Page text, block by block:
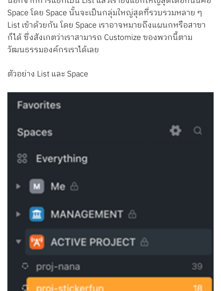
Space โดย Space นั้นจะเป็นกลุ่มใหญ่สุดที่รวบรวมหลาย ๆ
List เข้าด้วยกัน โดย Space เราอาจหมายถึงแผนกหรือสาขา
ก็ได้ ซึ่งสังเกตว่าเราสามารถ Customize ของพวกนี้ตาม
วัฒนธรรมองค์กรเราได้เลย
ตัวอย่าง List และ Space